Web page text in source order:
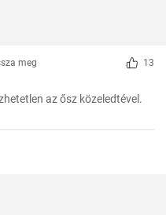
meg 13
az ősz közeledtével.